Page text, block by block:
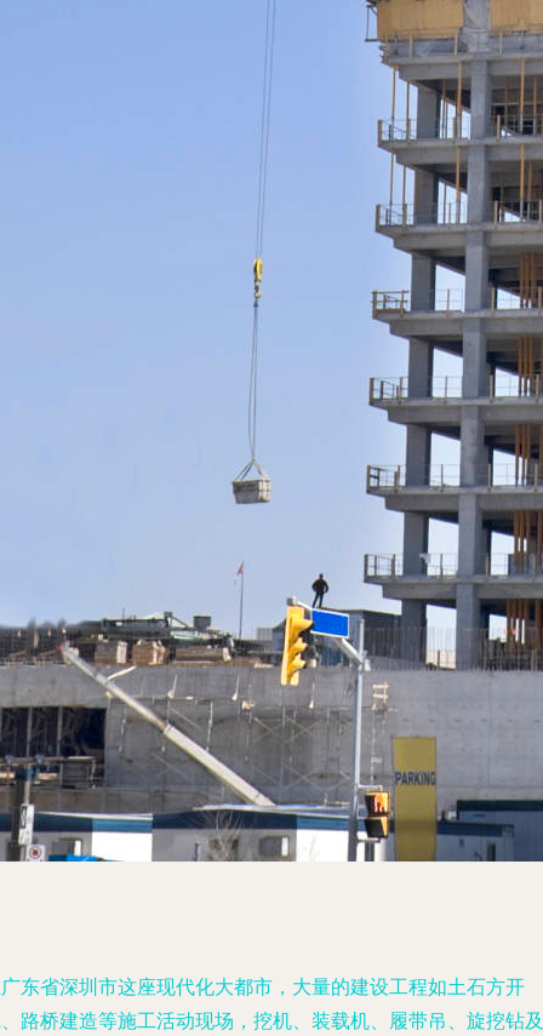
东省深圳市这座现代化大都市，大量的建设工程如土石方开
路桥建造等施工活动现场，挖机、装载机、履带吊、旋挖钻及